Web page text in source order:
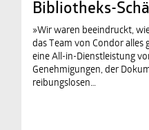
Bibliotheks-
»Wir waren beeindruckt,
das Team von Condor alles
eine All-in-Dienstleistung
Genehmigungen, der
reibungslosen…